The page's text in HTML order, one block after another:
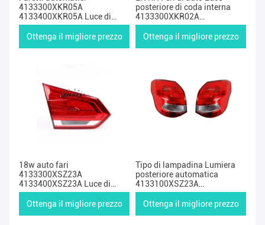
4133300XKR05A
4133400XKR05A Luce di
coda interna posteriore per la
Grande Muraglia Haval Hover
Ottenga il migliore prezzo
posteriore di coda interna
4133300XKR02A
4133400XKR02A Luce
automatica
Ottenga il migliore prezzo
18w auto fari
4133300XSZ23A
4133400XSZ23A Luce di
coda interna posteriore per
Haval Hover H2
Ottenga il migliore prezzo
Tipo di lampadina Lumiera
posteriore automatica
4133100XSZ23A
4133200XSZ23A Per Haval
Hover H2 Blue Label
Ottenga il migliore prezzo